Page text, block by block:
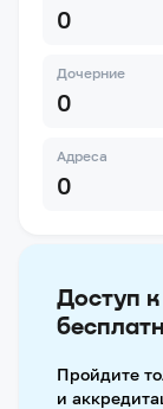
0
Дочерние
0
Адреса
0
Доступ
Пройдите
и